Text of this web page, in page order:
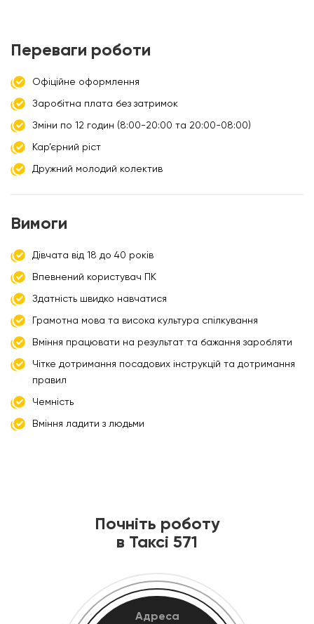
Переваги роботи
Офіційне оформлення
Заробітна плата без затримок
Зміни по 12 годин (8:00-20:00 та 20:00-08:00)
Кар’єрний ріст
Дружний молодий колектив
Вимоги
Дівчата від 18 до 40 років
Впевнений користувач ПК
Здатність швидко навчатися
Грамотна мова та висока культура спілкування
Вміння працювати на результат та бажання заробляти
Чітке дотримання посадових інструкцій та дотримання
правил
Чемність
Вміння ладити з людьми
Почніть роботу
в Таксі 571
Адреса